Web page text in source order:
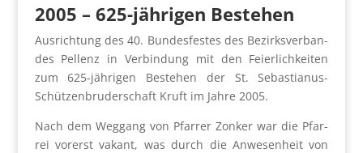
2005 – 625-jäh­ri­gen Bestehen
Aus­rich­tung des 40. Bun­des­fes­tes des Bezirks­ver­ban­
des Pel­lenz in Ver­bin­dung mit den Fei­er­lich­kei­ten
zum 625-jäh­ri­gen Bestehen der St. Sebas­tia­nus-
Schüt­zen­bru­der­schaft Kruft im Jah­re 2005.
Nach dem Weg­gang von Pfar­rer Zon­ker war die Pfar­
rei vor­erst vakant, was durch die Anwe­sen­heit von